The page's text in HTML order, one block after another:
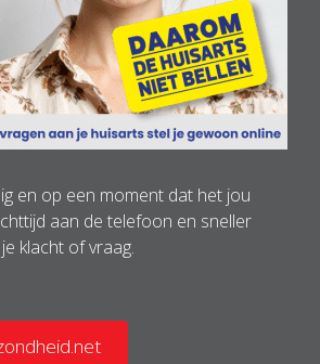
en op een moment dat het jou
aan de telefoon en sneller
klacht of vraag.